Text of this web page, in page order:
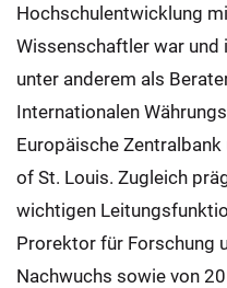
Hochschulentwicklung
Wissenschaftler war und
unter anderem als
Internationalen
Europäische Zentralbank
of St. Louis. Zugleich
wichtigen
Prorektor für Forschung
Nachwuchs sowie von